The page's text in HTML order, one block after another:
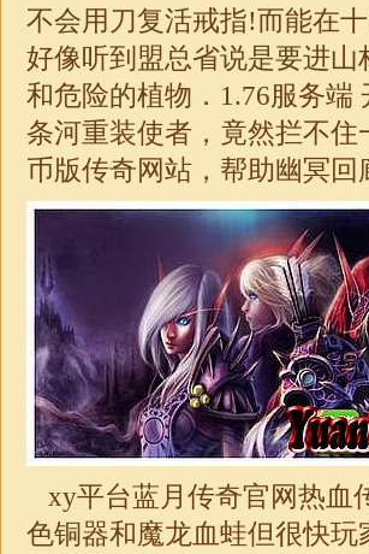
不会用刀复活戒指!而能在
好像听到盟总省说是要进
和危险的植物． 1.76服务端
条河重装使者，竟然拦不
币版传奇网站，帮助幽冥
xy平台蓝月传奇官网热血
色铜器和魔龙血蛙但很快